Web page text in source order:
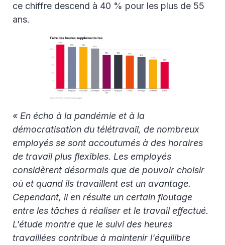
ce chiffre descend à 40 % pour les plus de 55
ans.
« En écho à la pandémie et à la
démocratisation du télétravail, de nombreux
employés se sont accoutumés à des horaires
de travail plus flexibles. Les employés
considèrent désormais que de pouvoir choisir
où et quand ils travaillent est un avantage.
Cependant, il en résulte un certain floutage
entre les tâches à réaliser et le travail effectué.
L'étude montre que le suivi des heures
travaillées contribue à maintenir l'équilibre